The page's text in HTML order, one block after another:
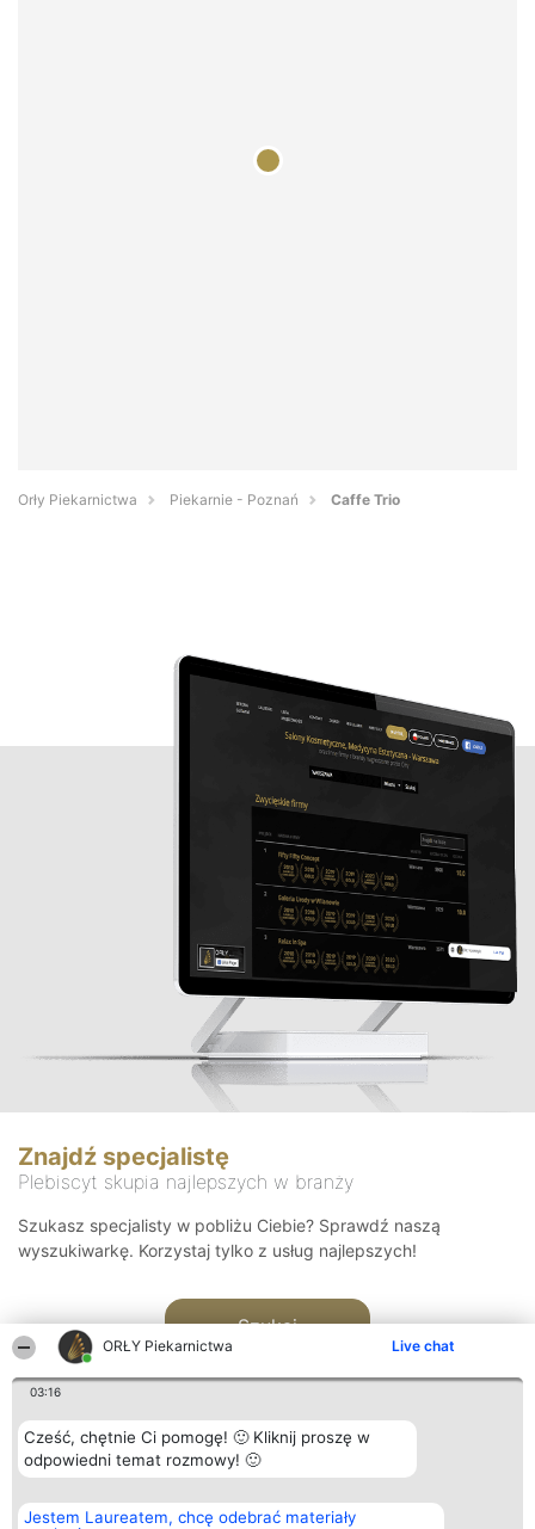
ORŁY Piekarnictwa Live chat
03:16
Cześć, chętnie Ci pomogę! 🙂 Kliknij proszę w
odpowiedni temat rozmowy! 🙂
Jestem Laureatem, chcę odebrać materiały
Orły Piekarnictwa Piekarnie - Poznań Caffe Trio
Znajdź specjalistę
Plebiscyt skupia najlepszych w branży
Szukasz specjalisty w pobliżu Ciebie? Sprawdź naszą
wyszukiwarkę. Korzystaj tylko z usług najlepszych!
Szukaj
Organizator plebiscytu
Bright Side Solutions sp. z o.
Plebiscyt
Laureaci
Kontakt
Kontakt